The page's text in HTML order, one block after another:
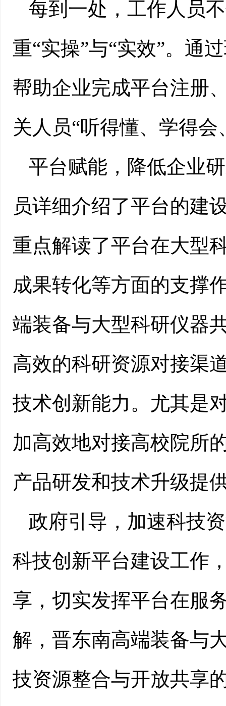
每到一处，工作人员
重“实操”与“实效”。通
帮助企业完成平台注册
关人员“听得懂、学得会
平台赋能，降低企业
员详细介绍了平台的建
重点解读了平台在大型
成果转化等方面的支撑
端装备与大型科研仪器
高效的科研资源对接渠
技术创新能力。尤其是
加高效地对接高校院所
产品研发和技术升级提
政府引导，加速科技
科技创新平台建设工作
享，切实发挥平台在服
解，晋东南高端装备与
技资源整合与开放共享